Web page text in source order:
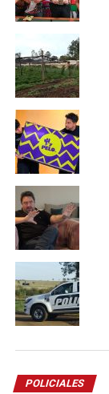
POLICIALES